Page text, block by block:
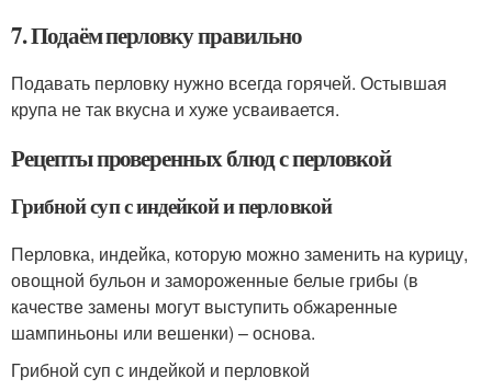
7. Подаём перловку правильно
Подавать перловку нужно всегда горячей. Остывшая
крупа не так вкусна и хуже усваивается.
Рецепты проверенных блюд с перловкой
Грибной суп с индейкой и перловкой
Перловка, индейка, которую можно заменить на курицу,
овощной бульон и замороженные белые грибы (в
качестве замены могут выступить обжаренные
шампиньоны или вешенки) – основа.
Грибной суп с индейкой и перловкой